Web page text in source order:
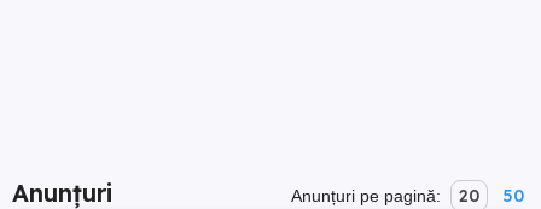
Anunțuri Anunțuri pe pagină: 20 50